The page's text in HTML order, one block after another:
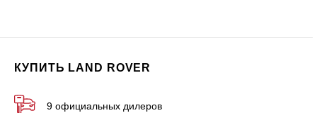
КУПИТЬ LAND ROVER
9 официальных дилеров